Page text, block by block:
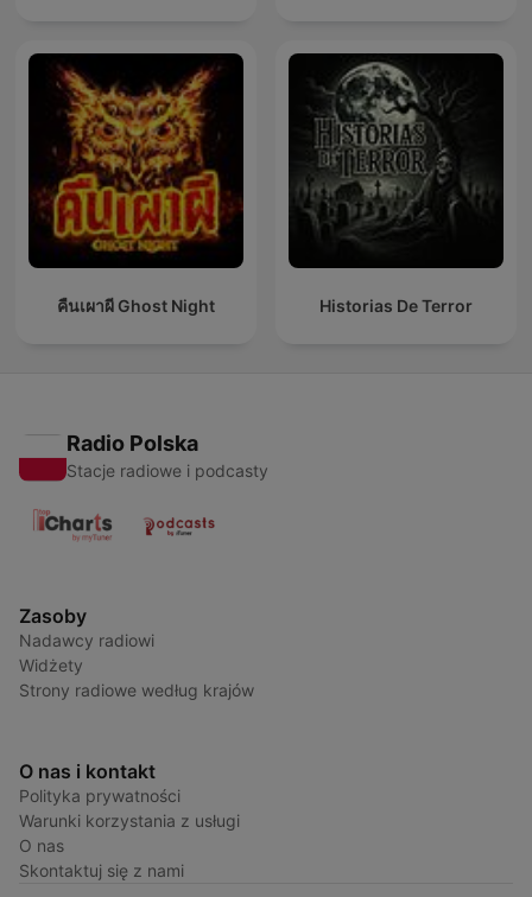
คืนเผาผี Ghost Night Historias De Terror
Radio Polska
Stacje radiowe i podcasty
Zasoby
Nadawcy radiowi
Widżety
Strony radiowe według krajów
O nas i kontakt
Polityka prywatności
Warunki korzystania z usługi
O nas
Skontaktuj się z nami